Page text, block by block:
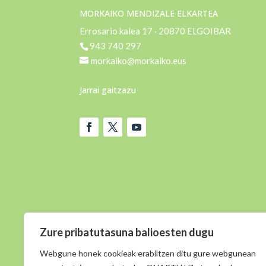
Zure pribatutasuna balioesten dugu
Webgune honek cookieak erabiltzen ditu gure webgunean
MORKAIKO MENDIZALE ELKARTEA
Errosario kalea 17 · 20870 ELGOIBAR
943 740 297
morkaiko@morkaiko.eus
Jarrai gaitzazu